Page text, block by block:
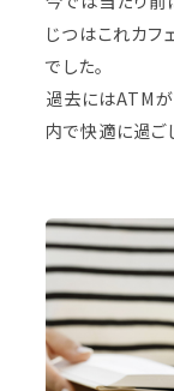
じつはこれカフ
でした。
過去にはATM
内で快適に過ご